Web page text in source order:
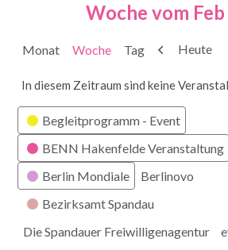
Woche vom
Monat Woche Tag Zurück
Heute
In diesem Zeitraum sind keine
Kategorien
Begleitprogramm - Event
BENN Hakenfelde Veranstaltung
Berlin Mondiale
Berlinovo
Bezirksamt Spandau
Die Spandauer Freiwilligenagentur